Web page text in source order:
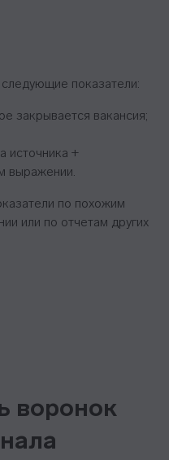
показатели:
закрывается вакансия;
источника +
выражении.
по похожим
или по отчетам других
воронок